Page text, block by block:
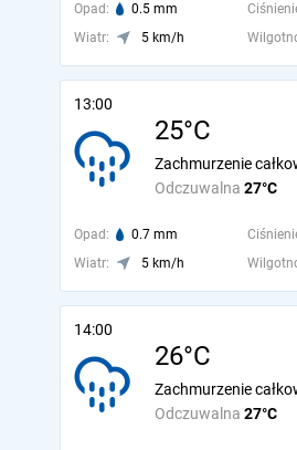
Opad: 0.5 mm
Wiatr:
5 km/h
13:00
25°C
Odczuwalna 27°C
Zachmurzenie
Opad: 0.7 mm
Wiatr:
5 km/h
14:00
26°C
Odczuwalna 27°C
Zachmurzenie